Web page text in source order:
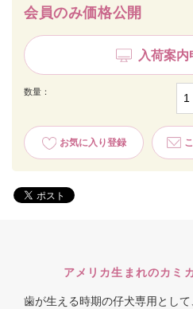
会員のみ価格公開
入荷案内
数量：
お気に入り登録
アメリカ生まれのカミ
歯が生える時期の仔犬専用とし